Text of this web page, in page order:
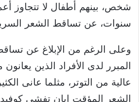
شخص، بينهم أطفال لا تتجاوز
سنوات، عن تساقط الشعر
وعلى الرغم من الإبلاغ عن
المبرر لدى الأفراد الذين
عالية من التوتر، مثلما عانى